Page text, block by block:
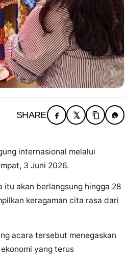
SHARE
internasional melalui
3 Juni 2026.
itu akan berlangsung hingga 28
keragaman cita rasa dari
acara tersebut menegaskan
yang terus